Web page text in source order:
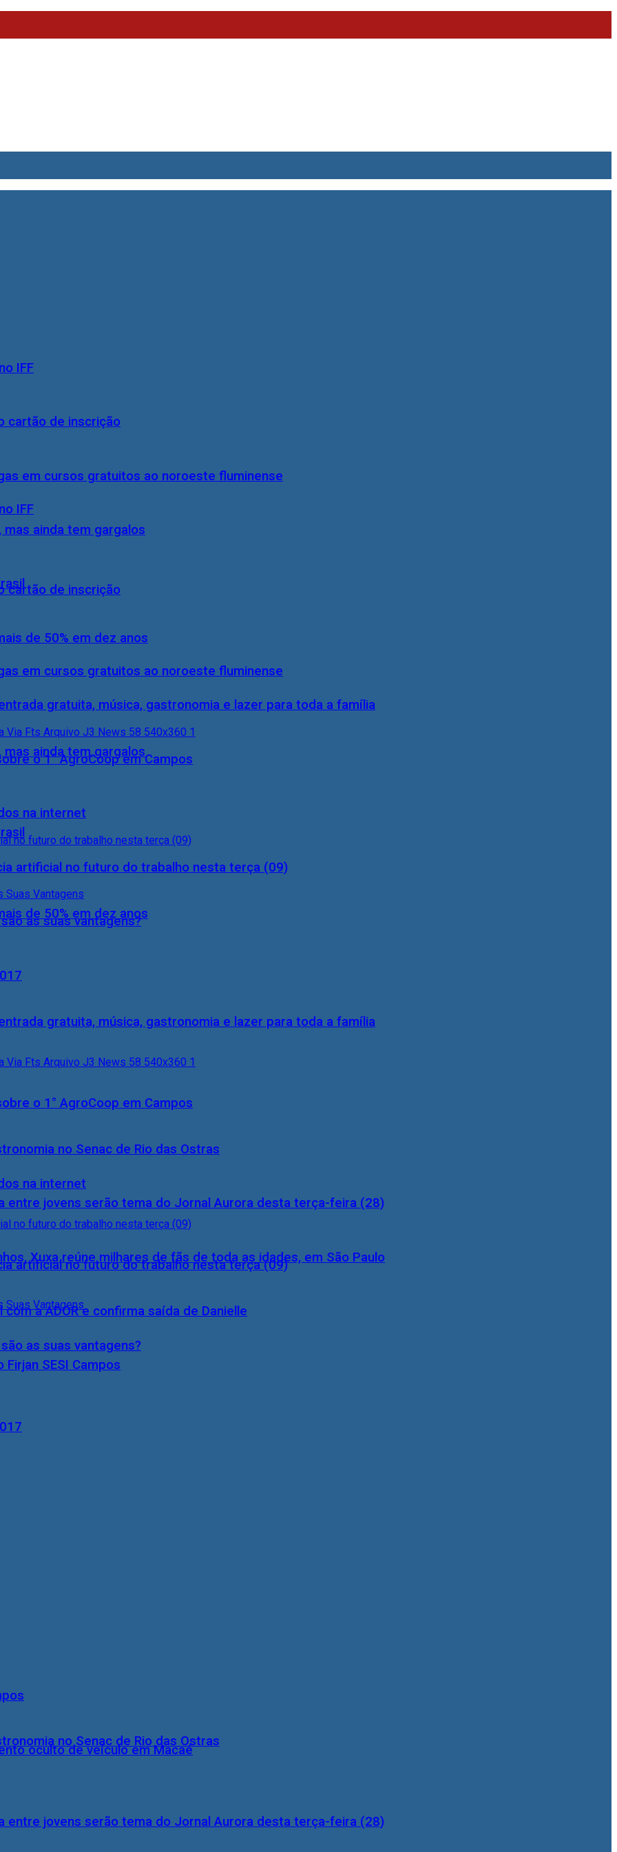
IFF
cartão de inscrição
em cursos gratuitos ao noroeste fluminense
ainda tem gargalos
de 50% em dez anos
gratuita, música, gastronomia e lazer para toda a família
o 1° AgroCoop em Campos
na internet
artificial no futuro do trabalho nesta terça (09)
as suas vantagens?
no Senac de Rio das Ostras
entre jovens serão tema do Jornal Aurora desta terça-feira (28)
IFF
cartão de inscrição
em cursos gratuitos ao noroeste fluminense
ainda tem gargalos
de 50% em dez anos
gratuita, música, gastronomia e lazer para toda a família
o 1° AgroCoop em Campos
na internet
artificial no futuro do trabalho nesta terça (09)
as suas vantagens?
no Senac de Rio das Ostras
entre jovens serão tema do Jornal Aurora desta terça-feira (28)
Xuxa reúne milhares de fãs de toda as idades, em São Paulo
a ADOR e confirma saída de Danielle
SESI Campos
oculto de veículo em Macaé